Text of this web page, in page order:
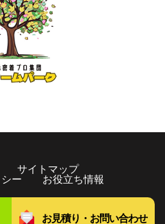
サイトマップ
ー
お役立ち情報
お見積り・お問い合わせ